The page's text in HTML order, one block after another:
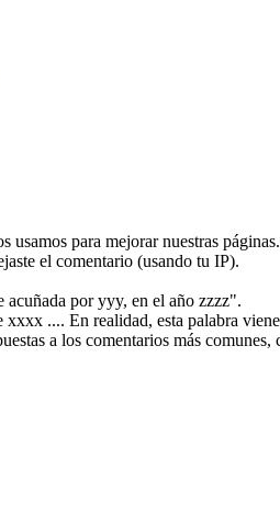
para mejorar nuestras
el comentario (usando tu IP).
por yyy, en el año zzzz".
.... En realidad, esta palabra
a los comentarios más